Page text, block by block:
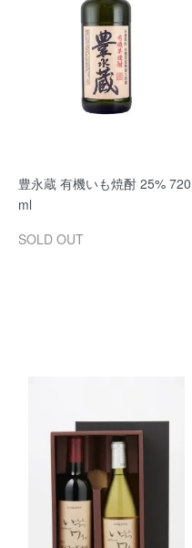
豊永蔵 有機いも焼酎 25% 720
ml
SOLD OUT